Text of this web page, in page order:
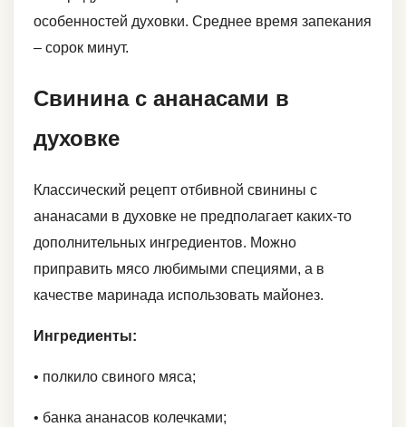
особенностей духовки. Среднее время запекания
– сорок минут.
Свинина с ананасами в
духовке
Классический рецепт отбивной свинины с
ананасами в духовке не предполагает каких-то
дополнительных ингредиентов. Можно
приправить мясо любимыми специями, а в
качестве маринада использовать майонез.
Ингредиенты:
• полкило свиного мяса;
• банка ананасов колечками;